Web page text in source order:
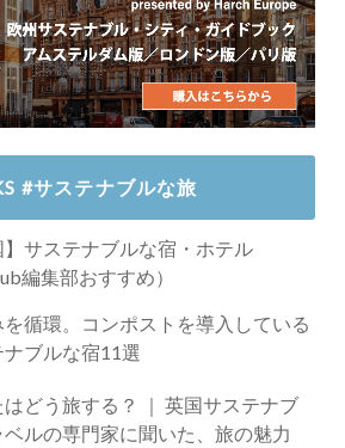
#サステナブルな旅
】サステナブルな宿・ホテル
編集部おすすめ）
循環。コンポストを導入している
ブルな宿11選
旅する？ ｜ 英国サステナブ
ベルの専門家に聞いた、旅の魅力